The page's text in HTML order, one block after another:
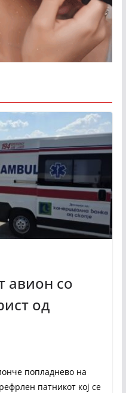
авион со
од
попладнево на
патникот кој се